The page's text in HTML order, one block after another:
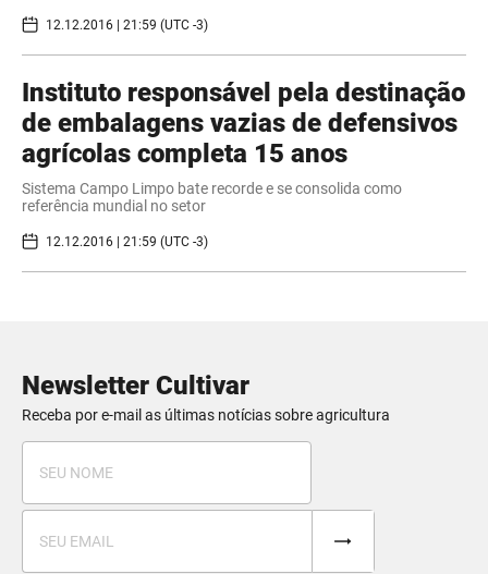
12.12.2016 | 21:59 (UTC -3)
Instituto responsável pela destinação
de embalagens vazias de defensivos
agrícolas completa 15 anos
Sistema Campo Limpo bate recorde e se consolida como
referência mundial no setor
12.12.2016 | 21:59 (UTC -3)
Newsletter Cultivar
Receba por e-mail as últimas notícias sobre agricultura